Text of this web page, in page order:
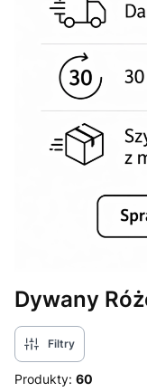
Dywany
Filtry
Produkty: 60